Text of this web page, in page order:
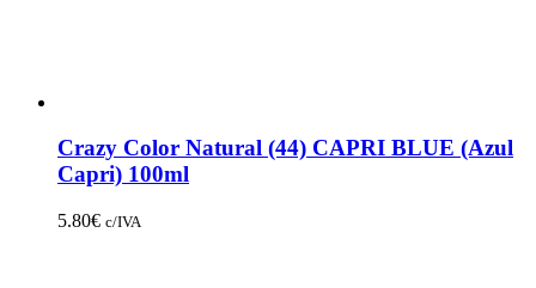
Crazy Color Natural (44) CAPRI BLUE (Azul
Capri) 100ml
5.80€ c/IVA